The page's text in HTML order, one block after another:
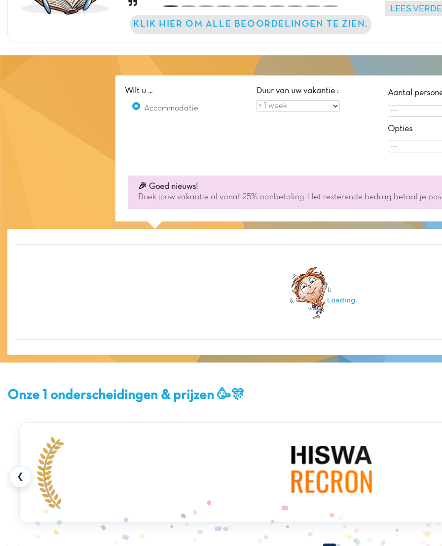
KLIK HIER OM ALLE BEOORDELINGEN TE ZIEN.
LEES
Wilt u ...
Accommodatie
Duur van uw vakantie : Aantal
Opties
🎉 Goed nieuws!
Boek jouw vakantie al vanaf 25% aanbetaling. Het resterende bedrag betaal je
Onze 1 onderscheidingen & prijzen 🥳🎊
❮